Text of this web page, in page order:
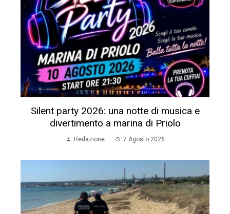
Silent party 2026: una notte di musica e
divertimento a marina di Priolo
Redazione 7 Agosto 2026